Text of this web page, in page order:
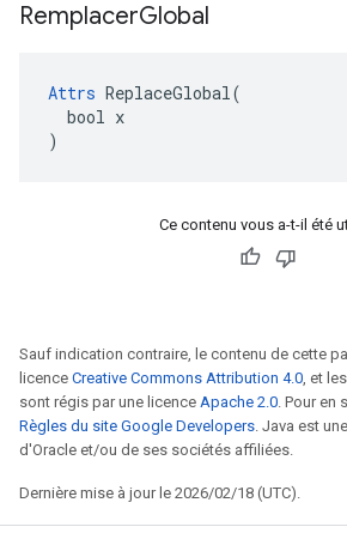
RemplacerGlobal
Attrs ReplaceGlobal(
  bool x
)
Ce contenu vous a-t-il été
Sauf indication contraire, le contenu de cette
licence Creative Commons Attribution 4.0, et
sont régis par une licence Apache 2.0. Pour en
Règles du site Google Developers. Java est
d'Oracle et/ou de ses sociétés affiliées.
Dernière mise à jour le 2026/02/18 (UTC).